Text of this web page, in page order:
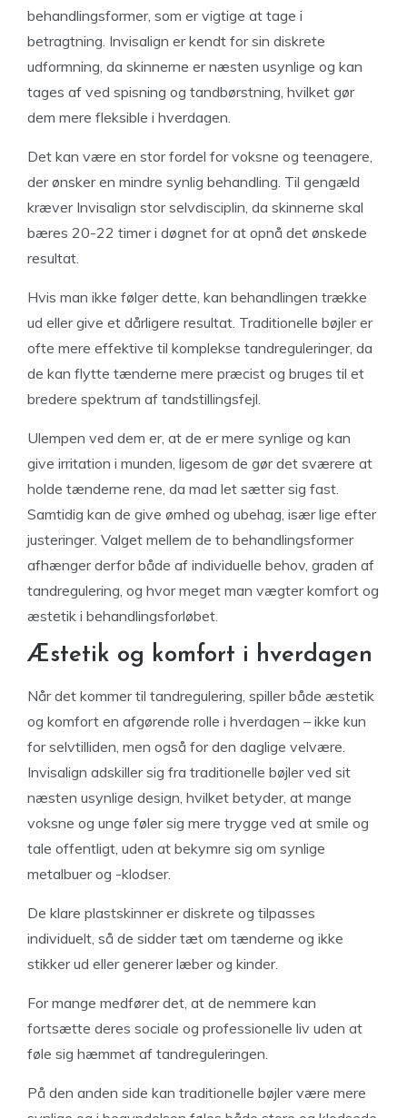
behandlingsformer, som er vigtige at tage i
betragtning. Invisalign er kendt for sin diskrete
udformning, da skinnerne er næsten usynlige og kan
tages af ved spisning og tandbørstning, hvilket gør
dem mere fleksible i hverdagen.
Det kan være en stor fordel for voksne og teenagere,
der ønsker en mindre synlig behandling. Til gengæld
kræver Invisalign stor selvdisciplin, da skinnerne skal
bæres 20-22 timer i døgnet for at opnå det ønskede
resultat.
Hvis man ikke følger dette, kan behandlingen trække
ud eller give et dårligere resultat. Traditionelle bøjler er
ofte mere effektive til komplekse tandreguleringer, da
de kan flytte tænderne mere præcist og bruges til et
bredere spektrum af tandstillingsfejl.
Ulempen ved dem er, at de er mere synlige og kan
give irritation i munden, ligesom de gør det sværere at
holde tænderne rene, da mad let sætter sig fast.
Samtidig kan de give ømhed og ubehag, især lige efter
justeringer. Valget mellem de to behandlingsformer
afhænger derfor både af individuelle behov, graden af
tandregulering, og hvor meget man vægter komfort og
æstetik i behandlingsforløbet.
Æstetik og komfort i hverdagen
Når det kommer til tandregulering, spiller både æstetik
og komfort en afgørende rolle i hverdagen – ikke kun
for selvtilliden, men også for den daglige velvære.
Invisalign adskiller sig fra traditionelle bøjler ved sit
næsten usynlige design, hvilket betyder, at mange
voksne og unge føler sig mere trygge ved at smile og
tale offentligt, uden at bekymre sig om synlige
metalbuer og -klodser.
De klare plastskinner er diskrete og tilpasses
individuelt, så de sidder tæt om tænderne og ikke
stikker ud eller generer læber og kinder.
For mange medfører det, at de nemmere kan
fortsætte deres sociale og professionelle liv uden at
føle sig hæmmet af tandreguleringen.
På den anden side kan traditionelle bøjler være mere